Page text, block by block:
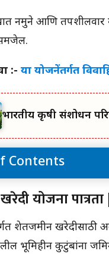
नमुने आणि तपशीलवार
:- या योजनेंतर्गत
भारतीय कृषी संशोधन
Contents
खरेदी योजना पात्रता |
Yojana
सबलीकरण आणि
Anudan Yojana
योजना
शेतजमीन खरेदीसाठी
भूमिहीन कुटुंबांना